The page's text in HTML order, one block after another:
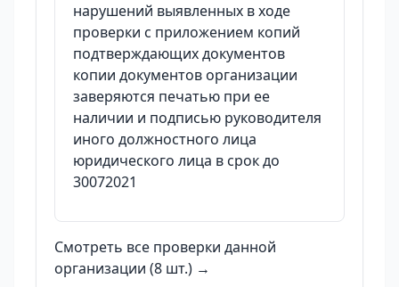
нарушений выявленных в ходе
проверки с приложением копий
подтверждающих документов
копии документов организации
заверяются печатью при ее
наличии и подписью руководителя
иного должностного лица
юридического лица в срок до
30072021
Смотреть все проверки данной
организации (8 шт.) →